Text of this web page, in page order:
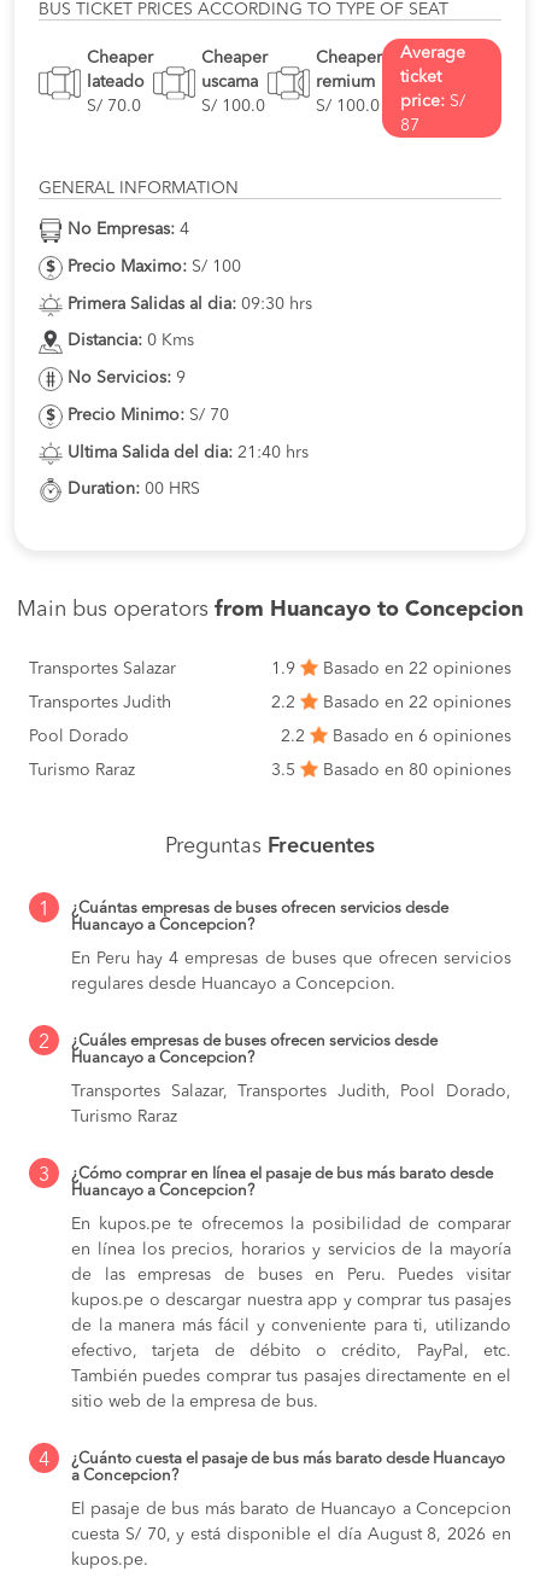
BUS TICKET PRICES ACCORDING TO TYPE OF SEAT
Cheaper
lateado
S/ 70.0
Cheaper
uscama
S/ 100.0
Cheaper
remium
S/ 100.0
Average
ticket
price: S/
87
GENERAL INFORMATION
No Empresas: 4
Precio Maximo: S/ 100
Primera Salidas al dia: 09:30 hrs
Distancia: 0 Kms
No Servicios: 9
Precio Minimo: S/ 70
Ultima Salida del dia: 21:40 hrs
Duration: 00 HRS
Main bus operators from Huancayo to Concepcion
Transportes Salazar 1.9
Basado en 22 opiniones
Transportes Judith
2.2
Basado en 22 opiniones
Pool Dorado
2.2
Basado en 6 opiniones
Turismo Raraz
3.5 Basado en 80 opiniones
Preguntas Frecuentes
1
¿Cuántas empresas de buses ofrecen servicios desde
Huancayo a Concepcion?
En Peru hay 4 empresas de buses que ofrecen servicios
regulares desde Huancayo a Concepcion.
2
¿Cuáles empresas de buses ofrecen servicios desde
Huancayo a Concepcion?
Transportes Salazar, Transportes Judith, Pool Dorado,
Turismo Raraz
3
¿Cómo comprar en línea el pasaje de bus más barato desde
Huancayo a Concepcion?
En kupos.pe te ofrecemos la posibilidad de comparar
en línea los precios, horarios y servicios de la mayoría
de las empresas de buses en Peru. Puedes visitar
kupos.pe o descargar nuestra app y comprar tus pasajes
de la manera más fácil y conveniente para ti, utilizando
efectivo, tarjeta de débito o crédito, PayPal, etc.
También puedes comprar tus pasajes directamente en el
sitio web de la empresa de bus.
4
¿Cuánto cuesta el pasaje de bus más barato desde Huancayo
a Concepcion?
El pasaje de bus más barato de Huancayo a Concepcion
cuesta S/ 70, y está disponible el día August 8, 2026 en
kupos.pe.